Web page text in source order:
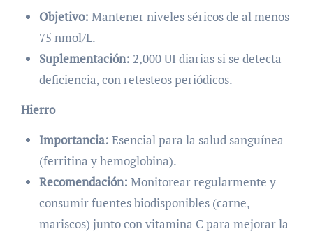
Objetivo: Mantener niveles séricos de al menos
75 nmol/L.
Suplementación: 2,000 UI diarias si se detecta
deficiencia, con retesteos periódicos.
Hierro
Importancia: Esencial para la salud sanguínea
(ferritina y hemoglobina).
Recomendación: Monitorear regularmente y
consumir fuentes biodisponibles (carne,
mariscos) junto con vitamina C para mejorar la